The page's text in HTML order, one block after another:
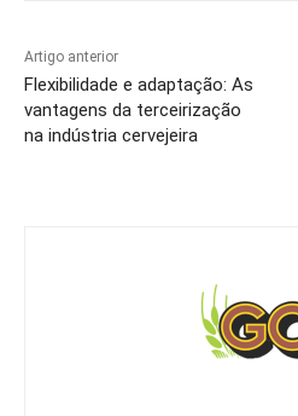
Artigo anterior
Flexibilidade e adaptação: As
vantagens da terceirização
na indústria cervejeira